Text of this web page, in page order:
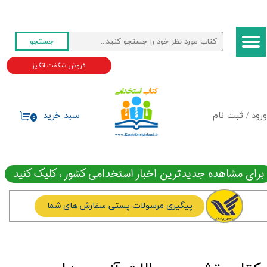
ورود / ثبت نام
حساب کاربری من
تغییر گذر واژه
جستجو
۰ سبد خرید
فروش شگفت انگیز
برای مشاهده جدیدترین اخبار استخدامی کشور ، کلیک کنید
پیگیری مرسولات پستی سفارش های شما